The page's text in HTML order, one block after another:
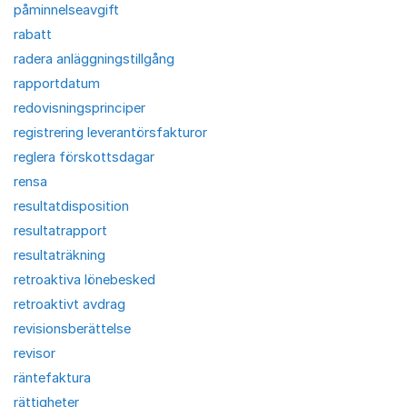
påminnelseavgift
rabatt
radera anläggningstillgång
rapportdatum
redovisningsprinciper
registrering leverantörsfakturor
reglera förskottsdagar
rensa
resultatdisposition
resultatrapport
resultaträkning
retroaktiva lönebesked
retroaktivt avdrag
revisionsberättelse
revisor
räntefaktura
rättigheter